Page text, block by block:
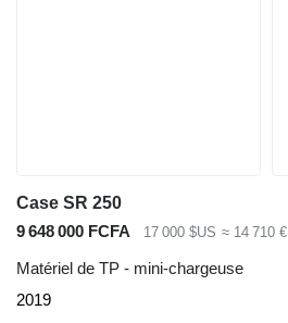
Case SR 250
9 648 000 FCFA
17 000 $US ≈ 14 710 €
Matériel de TP - mini-chargeuse
2019